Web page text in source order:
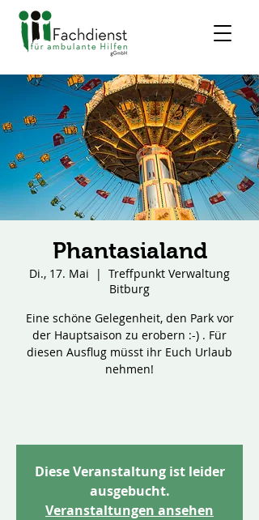
Phantasialand
Di., 17. Mai
  |
Treffpunkt Verwaltung
Bitburg
Eine schöne Gelegenheit, den Park vor
der Hauptsaison zu erobern :-) . Für
diesen Ausflug müsst ihr Euch Urlaub
nehmen!
Diese Veranstaltung ist leider
ausgebucht.
Veranstaltungen ansehen